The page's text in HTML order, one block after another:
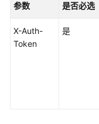
参数 是否必选
X-Auth-
Token
是